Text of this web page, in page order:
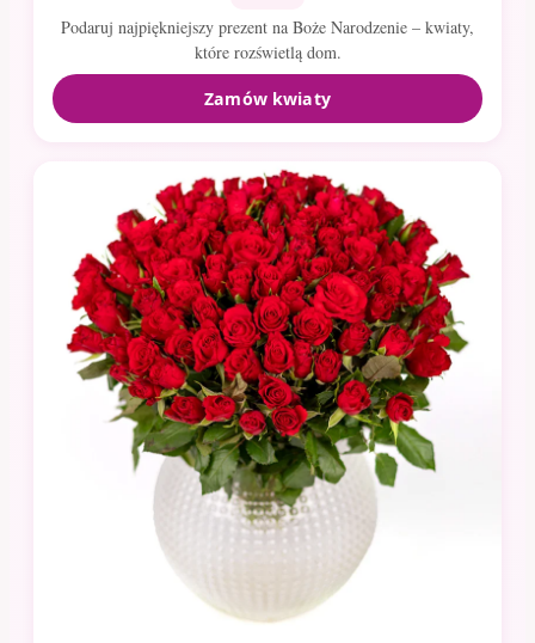
Podaruj najpiękniejszy prezent na Boże Narodzenie – kwiaty,
które rozświetlą dom.
Zamów kwiaty